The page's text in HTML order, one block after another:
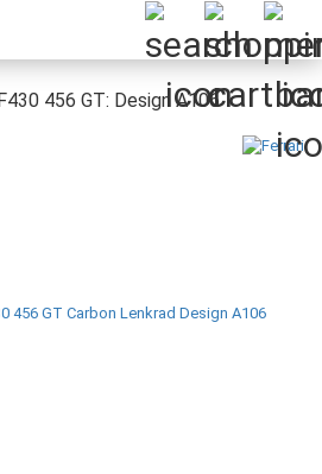
456 GT: Design A106